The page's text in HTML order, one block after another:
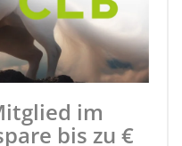
im
bis zu €